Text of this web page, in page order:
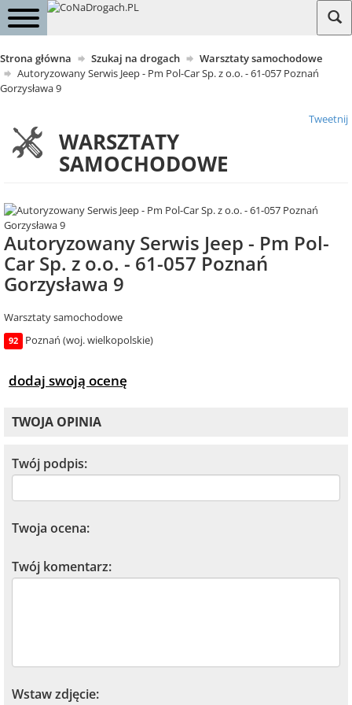
Strona główna Szukaj na drogach
Warsztaty samochodowe
Autoryzowany Serwis Jeep - Pm Pol-Car Sp. z o.o. - 61-057 Poznań
Gorzysława 9
Tweetnij
WARSZTATY
SAMOCHODOWE
Autoryzowany Serwis Jeep - Pm Pol-
Car Sp. z o.o. - 61-057 Poznań
Gorzysława 9
Warsztaty samochodowe
92 Poznań (woj. wielkopolskie)
dodaj swoją ocenę
TWOJA OPINIA
Twój podpis:
Twoja ocena:
Twój komentarz:
Wstaw zdjęcie: